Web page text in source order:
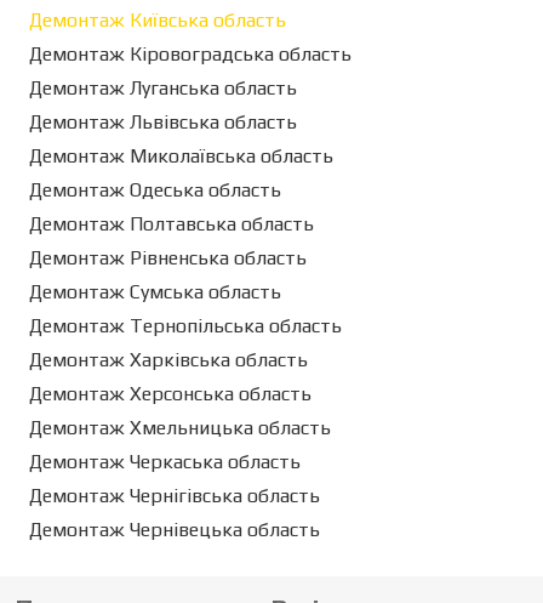
Демонтаж Київська область
Демонтаж Кіровоградська область
Демонтаж Луганська область
Демонтаж Львівська область
Демонтаж Миколаївська область
Демонтаж Одеська область
Демонтаж Полтавська область
Демонтаж Рівненська область
Демонтаж Сумська область
Демонтаж Тернопільська область
Демонтаж Харківська область
Демонтаж Херсонська область
Демонтаж Хмельницька область
Демонтаж Черкаська область
Демонтаж Чернігівська область
Демонтаж Чернівецька область